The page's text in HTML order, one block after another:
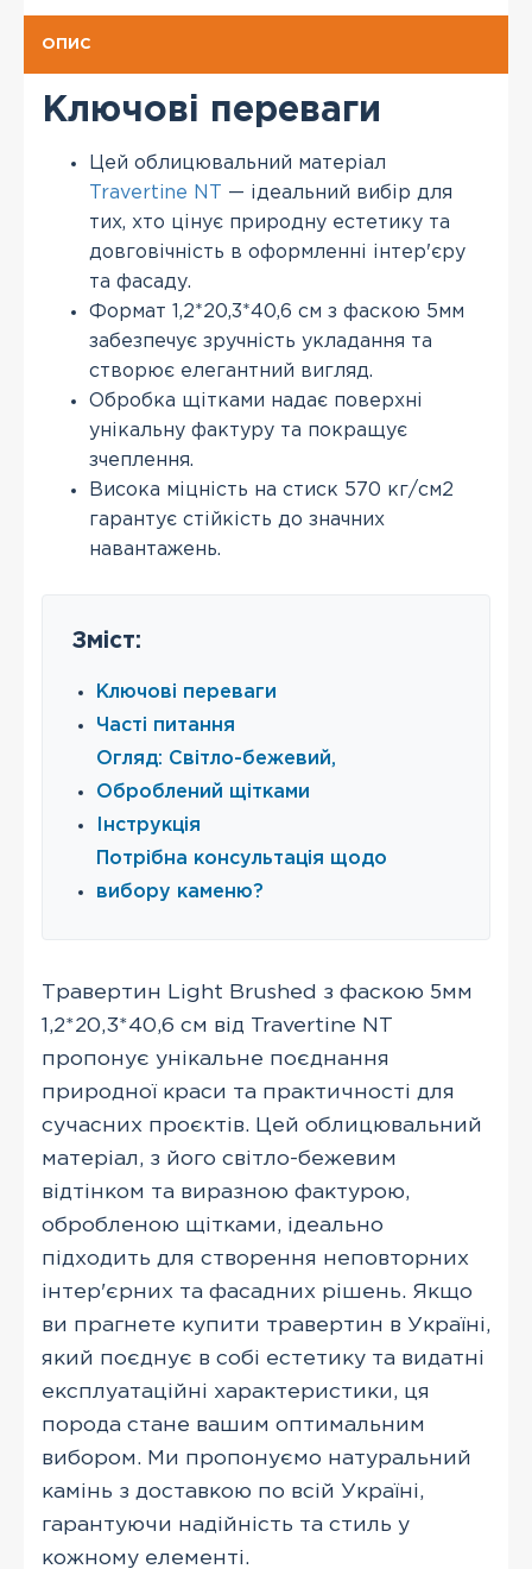
ОПИС
Ключові переваги
Цей облицювальний матеріал
Travertine NT
— ідеальний вибір для
тих, хто цінує природну естетику та
довговічність в оформленні інтер'єру
та фасаду.
Формат 1,2*20,3*40,6 см з фаскою 5мм
забезпечує зручність укладання та
створює елегантний вигляд.
Обробка щітками надає поверхні
унікальну фактуру та покращує
зчеплення.
Висока міцність на стиск 570 кг/см2
гарантує стійкість до значних
навантажень.
Зміст:
Ключові переваги
Часті питання
Огляд: Світло-бежевий,
Оброблений щітками
Інструкція
Потрібна консультація щодо
вибору каменю?
Травертин Light Brushed з фаскою 5мм
1,2*20,3*40,6 см від Travertine NT
пропонує унікальне поєднання
природної краси та практичності для
сучасних проєктів. Цей облицювальний
матеріал, з його світло-бежевим
відтінком та виразною фактурою,
обробленою щітками, ідеально
підходить для створення неповторних
інтер'єрних та фасадних рішень. Якщо
ви прагнете купити травертин в Україні,
який поєднує в собі естетику та видатні
експлуатаційні характеристики, ця
порода стане вашим оптимальним
вибором. Ми пропонуємо натуральний
камінь з доставкою по всій Україні,
гарантуючи надійність та стиль у
кожному елементі.